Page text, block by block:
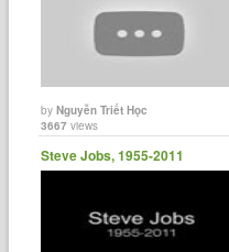
byNguyễn Triết Học
3667 views
Steve Jobs, 1955-2011